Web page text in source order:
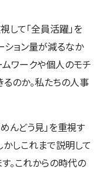
して「全員活躍」を
ション量が減るなか
ムワークや個人のモチ
のか。私たちの人事
んどう見」を重視す
かしこれまで説明して
。これからの時代の